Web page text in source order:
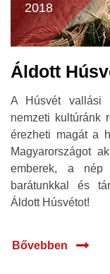
2018
Áldott
A Húsvét vallási
nemzeti kultúránk
érezheti magát a
Magyarországot
emberek, a
barátunkkal és
Áldott Húsvétot!
Bővebben